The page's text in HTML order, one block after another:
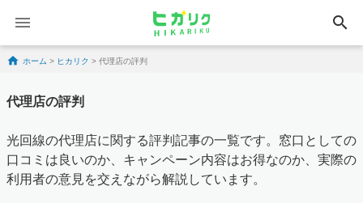
search
Skip to content
ホーム > ヒカリク > 代理店の評判
代理店の評判
光回線の代理店に関する評判記事の一覧です。窓口としての
口コミは良いのか、キャンペーン内容はお得なのか、実際の
利用者の意見を交えながら解説しています。